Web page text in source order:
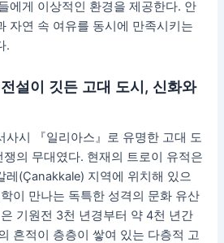
에게 이상적인 환경을 제공한다. 안
자연 속 여유를 동시에 만족시키는
.
설이 깃든 고대 도시, 신화와
사시 『일리아스』로 유명한 고대 도
의 무대였다. 현재의 트로이 유적은
레(Çanakkale) 지역에 위치해 있으
이 만나는 독특한 성격의 문화 유산
기원전 3천 년경부터 약 4천 년간
흔적이 층층이 쌓여 있는 다층적 고